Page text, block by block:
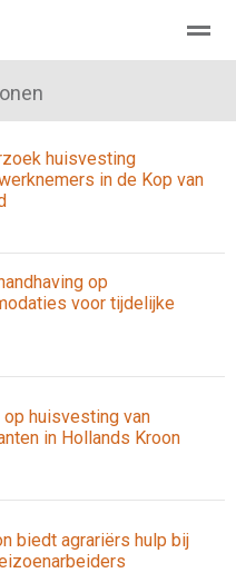
Agenda
huisvesting
in de Kop van
op
voor tijdelijke
op huisvesting van
in Hollands Kroon
biedt agrariërs hulp bij